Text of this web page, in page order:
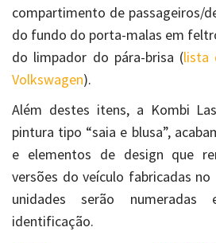
compartimento de passageiros/
do fundo do porta-malas em
do limpador do pára-brisa (lista
Volkswagen).
Além destes itens, a Kombi
pintura tipo “saia e blusa”,
e elementos de design que
versões do veículo fabricadas no
unidades serão
identificação.